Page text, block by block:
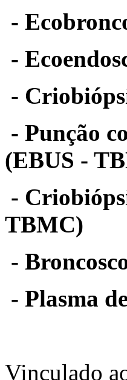
-
-
-
- Punção
(EBUS -
-
TBMC)
-
- Plasma
Vinculado